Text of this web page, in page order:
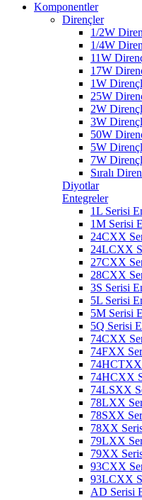
Komponentler
Dirençler
1/2W
1/4W
11W
17W
1W
25W
2W
3W
50W
5W
7W
Sıralı
Diyotlar
Entegreler
1L Serisi
1M Serisi
24CXX
24LCXX
27CXX
28CXX
3S Serisi
5L Serisi
5M Serisi
5Q Serisi
74CXX
74FXX
74HCTXX
74HCXX
74LSXX
78LXX
78SXX
78XX
79LXX
79XX
93CXX
93LCXX
AD Serisi